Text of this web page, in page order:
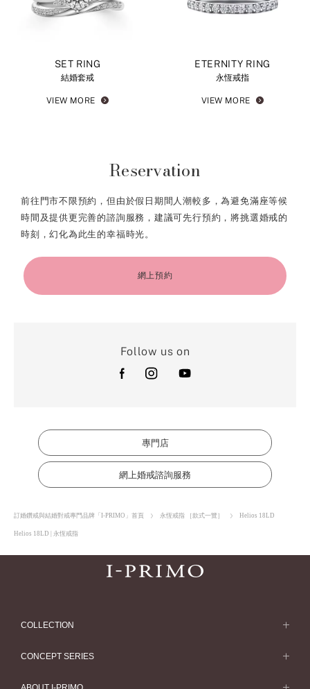
SET RING
結婚套戒
VIEW MORE
ETERNITY RING
永恆戒指
VIEW MORE
Reservation
前往門市不限預約，但由於假日期間人潮較多，為避免滿座等候
時間及提供更完善的諮詢服務，建議可先行預約，將挑選婚戒的
時刻，幻化為此生的幸福時光。
網上預約
Follow us on
專門店
網上婚戒諮詢服務
訂婚鑽戒與結婚對戒專門品牌「I-PRIMO」首頁 永恆戒指 ［款式一覽］ Helios 18LD
Helios 18LD | 永恆戒指
COLLECTION
CONCEPT SERIES